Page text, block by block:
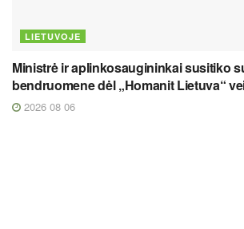
LIETUVOJE
Ministrė ir aplinkosaugininkai susitiko
bendruomene dėl „Homanit Lietuva“
2026 08 06